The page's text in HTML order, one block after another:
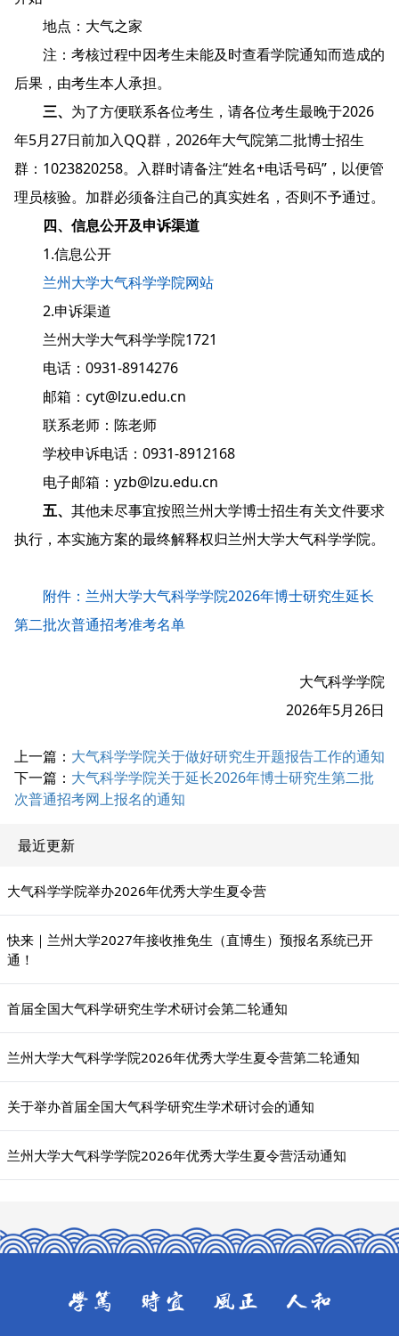
地点：大气之家
注：考核过程中因考生未能及时查看学院通知而造成的
后果，由考生本人承担。
三、 为了方便联系各位考生，请各位考生最晚于2026
年5月27日前加入QQ群，2026年大气院第二批博士招生
群：1023820258。入群时请备注“姓名+电话号码”，以便管
理员核验。加群必须备注自己的真实姓名，否则不予通过。
四、信息公开及申诉渠道
1.信息公开
兰州大学大气科学学院网站
2.申诉渠道
兰州大学大气科学学院1721
电话：0931-8914276
邮箱：cyt@lzu.edu.cn
联系老师：陈老师
学校申诉电话：0931-8912168
电子邮箱：yzb@lzu.edu.cn
五、 其他未尽事宜按照兰州大学博士招生有关文件要求
执行，本实施方案的最终解释权归兰州大学大气科学学院。
附件：兰州大学大气科学学院2026年博士研究生延长
第二批次普通招考准考名单
大气科学学院
2026年5月26日
上一篇： 大气科学学院关于做好研究生开题报告工作的通知
下一篇： 大气科学学院关于延长2026年博士研究生第二批
次普通招考网上报名的通知
最近更新
大气科学学院举办2026年优秀大学生夏令营
快来｜兰州大学2027年接收推免生（直博生）预报名系统已开
通！
首届全国大气科学研究生学术研讨会第二轮通知
兰州大学大气科学学院2026年优秀大学生夏令营第二轮通知
关于举办首届全国大气科学研究生学术研讨会的通知
兰州大学大气科学学院2026年优秀大学生夏令营活动通知